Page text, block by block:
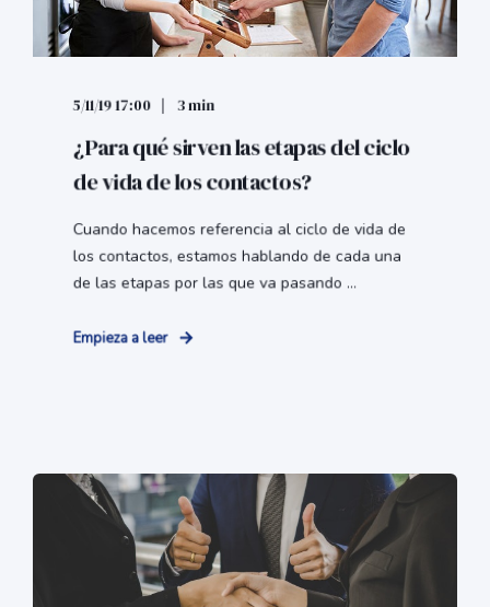
5/11/19 17:00 3 min
¿Para qué sirven las etapas del ciclo
de vida de los contactos?
Cuando hacemos referencia al ciclo de vida de
los contactos, estamos hablando de cada una
de las etapas por las que va pasando ...
Empieza a leer